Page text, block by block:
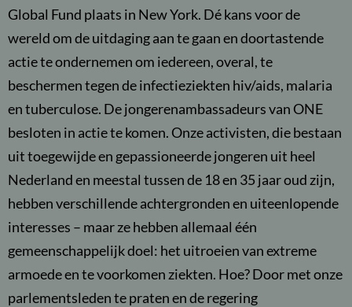
Global Fund plaats in New York. Dé kans voor de
wereld om de uitdaging aan te gaan en doortastende
actie te ondernemen om iedereen, overal, te
beschermen tegen de infectieziekten hiv/aids, malaria
en tuberculose. De jongerenambassadeurs van ONE
besloten in actie te komen. Onze activisten, die bestaan
uit toegewijde en gepassioneerde jongeren uit heel
Nederland en meestal tussen de 18 en 35 jaar oud zijn,
hebben verschillende achtergronden en uiteenlopende
interesses – maar ze hebben allemaal één
gemeenschappelijk doel: het uitroeien van extreme
armoede en te voorkomen ziekten. Hoe? Door met onze
parlementsleden te praten en de regering